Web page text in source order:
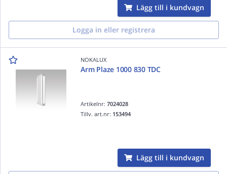
Lägg till i kundvagn
Logga in eller registrera
NOKALUX
Arm Plaze 1000 830 TDC
Artikelnr:7024028
Tillv. art.nr: 153494
Lägg till i kundvagn